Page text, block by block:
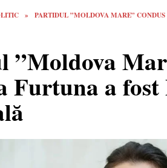
»
PARTIDUL ”MOLDOVA MARE”
”Moldova
Furtuna a fost